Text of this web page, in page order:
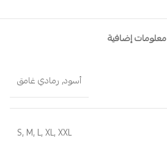
معلومات إضافية
أسود, رمادي غامق
S, M, L, XL, XXL